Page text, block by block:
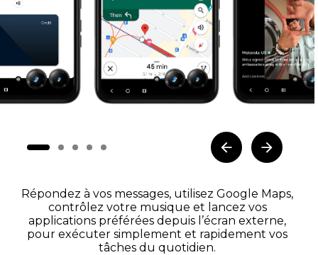
Répondez à vos messages, utilisez Google Maps,
contrôlez votre musique et lancez vos
applications préférées depuis l’écran externe,
pour exécuter simplement et rapidement vos
tâches du quotidien.